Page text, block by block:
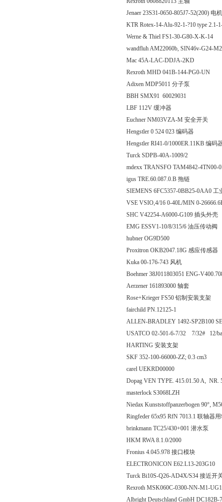
Jenaer 23S31-0650-805J7-52(200) 电机
KTR Rotex-14-Alu-92-1-?10 type 2.1-
Werne & Thiel FS1-30-G80-X-K-14
wandfluh AM22060b, SIN46v-G24-
Mac 45A-LAC-DDJA-2KD
Rexroth MHD 041B-144-PG0-UN
Adixen MDP5011 分子泵
BBH SMX91 60029031
LBF 112V 缓冲器
Euchner NM03VZA-M 安全开关
Hengstler 0 524 023 编码器
Hengstler RI41-0/1000ER.11KB 编码
Turck SDPB-40A-1009/2
mdexx TRANSFO TAM4842-
igus TRE.60.087.0.B 拖链
SIEMENS 6FC5357-0BB25-0AA0
VSE VSIO,4/16 0-40L/MIN 0-
SHC V42254-A6000-G109 插头外壳
EMG ESSV1-10/8/315/6 油压传动阀
hubner OG9D500
Proxitron OKB2047.18G 感应传感器
Kuka 00-176-743 风机
Boehmer 38J011803051 ENG-
Aerzener 161893000 轴套
Rose+Krieger FS50 铝制安装支架
fairchild PN.12125-1
ALLEN-BRADLEY 1492-SP2B100
USATCO 02-501-6-7/32 7/32# 12/
HARTING 安装支架
SKF 352-100-66000-ZZ; 0.3 cm3
carel UEKRD00000
Dopag VEN TYPE. 415.01.50 A, NR.
masterlock S3068LZH
Niedax Kunststoffpanzerbogen 90°,
Ringfeder 65x95 RfN 7013.1 联轴器
brinkmann TC25/430+001 潜水泵
HKM RWA 8.1.0/2000
Fronius 4.045.978 接口模块
ELECTRONICON E62.L13-203G10
Turck Bi10S-Q26-AD4X/S34 接近开
Rexroth MSK060C-0300-NN-M1-
Albright Deutschland GmbH DC182B-